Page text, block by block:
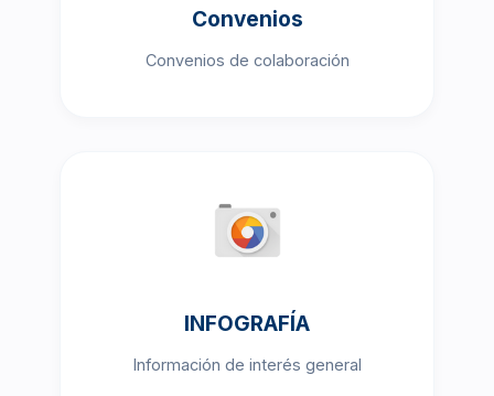
Convenios
Convenios de colaboración
INFOGRAFÍA
Información de interés general